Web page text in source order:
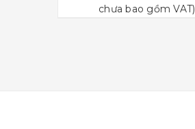
chưa bao gồm VAT)